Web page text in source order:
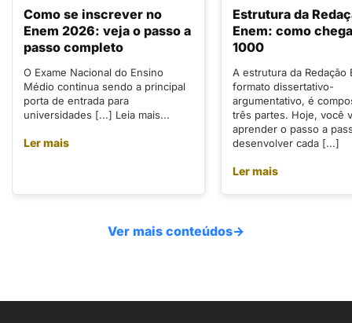
Como se inscrever no
Enem 2026: veja o passo a
passo completo
O Exame Nacional do Ensino
Médio continua sendo a principal
porta de entrada para
universidades [...] Leia mais...
Ler mais
Estrutura da
Enem: como
1000
A estrutura da Redação
formato dissertativo-
argumentativo, é
três partes. Hoje, você
aprender o passo a
desenvolver cada [...]
Ler mais
Ver mais conteúdos→